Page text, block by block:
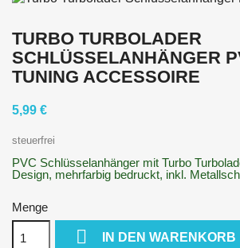
TURBO TURBOLADER
SCHLÜSSELANHÄNGER
TUNING ACCESSOIRE
5,99 €
steuerfrei
PVC Schlüsselanhänger mit Turbo
Design, mehrfarbig bedruckt, inkl.
Menge
 IN DEN WARENKORB